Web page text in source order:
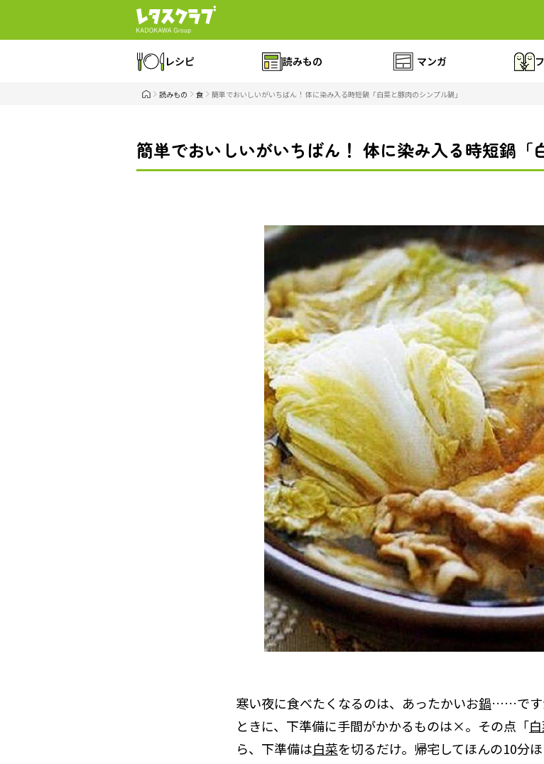
レシピ 読みもの マンガ
読みもの 食 簡単でおいしいがいちばん！ 体に染み入る時短鍋「白菜と豚肉のシンプル鍋」
簡単でおいしいがいちばん！ 体に染み入る時短鍋「
寒い夜に食べたくなるのは、あったかいお鍋……です
ときに、下準備に手間がかかるものは×。その点「
ら、下準備は白菜を切るだけ。帰宅してほんの10分